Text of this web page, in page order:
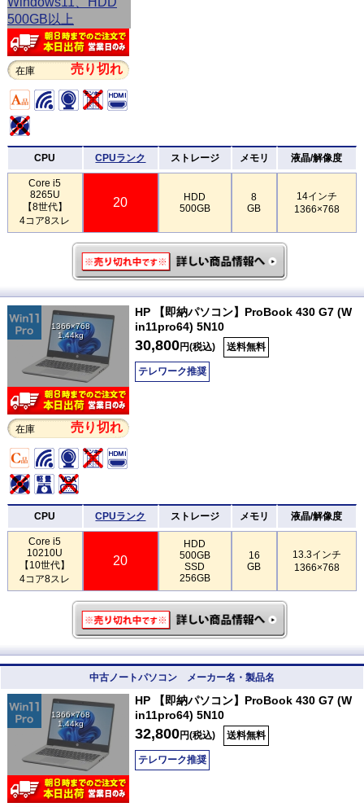
在庫 売り切れ
CPU CPUランク ストレージ メモリ 液晶/解像度
Core i5
8265U
【8世代】
4コア8スレ
20
HDD
500GB
8
GB
14インチ
1366×768
1366×768
1.44kg
在庫 売り切れ
HP 【即納パソコン】ProBook 430 G7 (W
in11pro64) 5N10
30,800円(税込) 送料無料
テレワーク推奨
CPU CPUランク ストレージ メモリ 液晶/解像度
Core i5
10210U
【10世代】
4コア8スレ
20
HDD
500GB
SSD
256GB
16
GB
13.3インチ
1366×768
中古ノートパソコン メーカー名・製品名
1366×768
1.44kg
HP 【即納パソコン】ProBook 430 G7 (W
in11pro64) 5N10
32,800円(税込) 送料無料
テレワーク推奨